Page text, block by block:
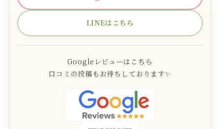
LINEはこちら
Googleレビューはこちら
口コミの投稿もお待ちしております✨